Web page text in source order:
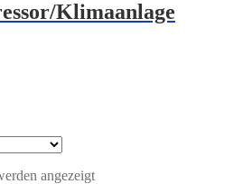
Klimaanlage
angezeigt